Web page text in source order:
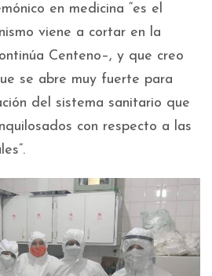
en medicina “es el
viene a cortar en la
Centeno–, y que creo
se abre muy fuerte para
del sistema sanitario que
con respecto a las